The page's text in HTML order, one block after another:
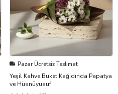
Pazar Ücretsiz Teslimat
Yeşil Kahve Buket Kağıdında Papatya
ve Hüsnüyusuf